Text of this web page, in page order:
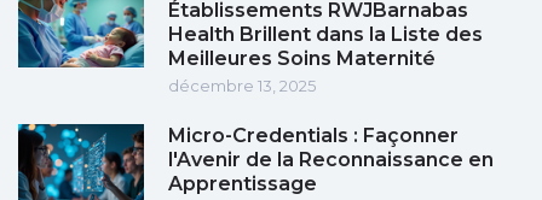
Établissements RWJBarnabas
Health Brillent dans la Liste des
Meilleures Soins Maternité
décembre 13, 2025
Micro-Credentials : Façonner
l'Avenir de la Reconnaissance en
Apprentissage